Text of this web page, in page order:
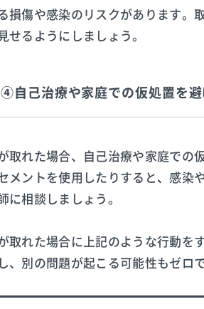
損傷や感染のリスクがあります。
せるようにしましょう。
④自己治療や家庭での仮処置を
取れた場合、自己治療や家庭での
メントを使用したりすると、感染
に相談しましょう。
取れた場合に上記のような行動を
、別の問題が起こる可能性もゼロ